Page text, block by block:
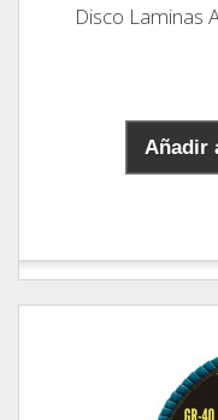
Disco Laminas
Añadir